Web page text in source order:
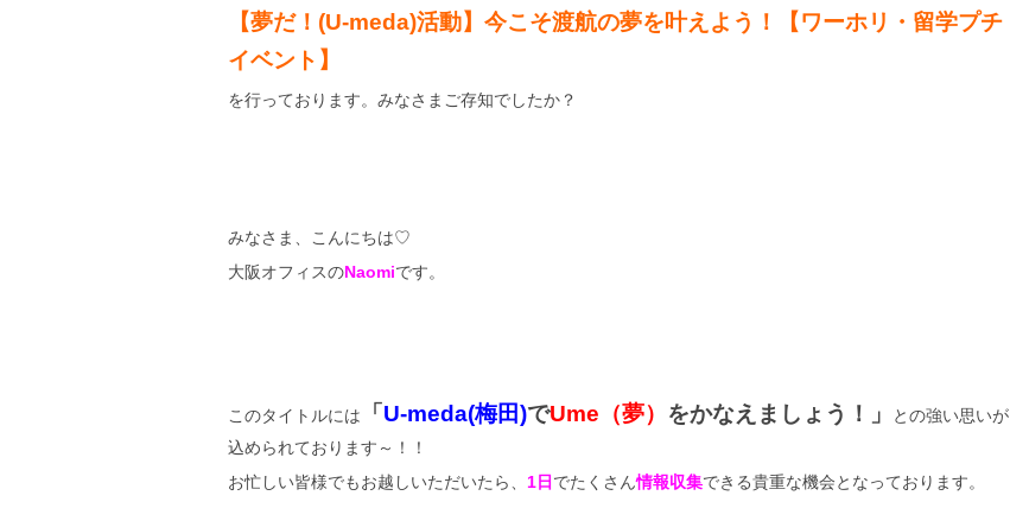
【夢だ！(U-meda)活動】今こそ渡航の夢を叶えよう！【ワーホリ・留学プチ
イベント】
を行っております。みなさまご存知でしたか？
みなさま、こんにちは♡
大阪オフィスのNaomiです。
このタイトルには 「 U-meda(梅田)でUme（夢） をかなえましょう！」
との強い思いが
込められております～！！
お忙しい皆様でもお越しいただいたら、 1日 でたくさん情報収集できる貴重な機会となっております。